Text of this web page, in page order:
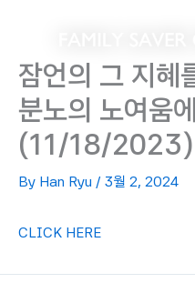
content
잠언의 그 지
분노의 노여움
(11/18/2023)
By Han Ryu / 3월 2, 2024
CLICK HERE